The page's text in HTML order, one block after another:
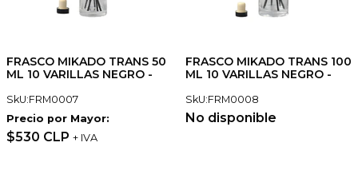
FRASCO MIKADO TRANS 50
ML 10 VARILLAS NEGRO -
SkU:FRM0007
Precio por Mayor:
$530 CLP + IVA
FRASCO MIKADO TRANS 100
ML 10 VARILLAS NEGRO -
SkU:FRM0008
No disponible